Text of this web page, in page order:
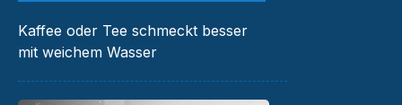
Kaffee oder Tee schmeckt besser
mit weichem Wasser